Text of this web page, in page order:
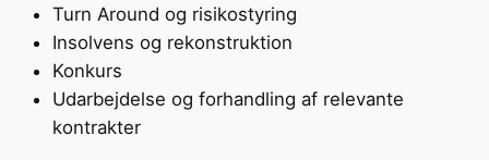
Turn Around og risikostyring
Insolvens og rekonstruktion
Konkurs
Udarbejdelse og forhandling af relevante
kontrakter